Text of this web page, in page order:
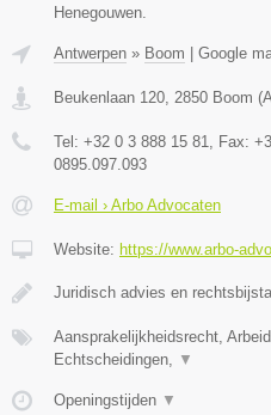
Henegouwen.
Antwerpen » Boom | Google
Beukenlaan 120 2850 Boom (
Tel: +32 0 3 888 15 81 , Fax:
0895.097.093
E-mail › Arbo Advocaten
Website: https://www.arbo-
Juridisch advies en
Aansprakelijkheidsrecht,
Echtscheidingen,
▼
Openingstijden ▼